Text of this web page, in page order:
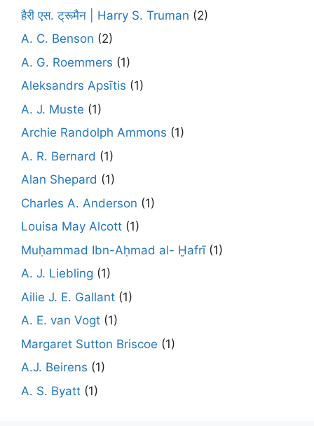
हैरी एस. ट्रूमैन | Harry S. Truman (2)
A. C. Benson (2)
A. G. Roemmers (1)
Aleksandrs Apsītis (1)
A. J. Muste (1)
Archie Randolph Ammons (1)
A. R. Bernard (1)
Alan Shepard (1)
Charles A. Anderson (1)
Louisa May Alcott (1)
Muḥammad Ibn-Aḥmad al- Ḫafrī(1)
A. J. Liebling (1)
Ailie J. E. Gallant (1)
A. E. van Vogt (1)
Margaret Sutton Briscoe (1)
A.J. Beirens (1)
A. S. Byatt (1)